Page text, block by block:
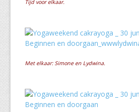
Tijd voor elkaar.
Met elkaar: Simone en Lydwina.